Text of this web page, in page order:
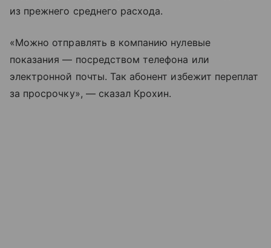
из прежнего среднего расхода.
«Можно отправлять в компанию нулевые
показания — посредством телефона или
электронной почты. Так абонент избежит переплат
за просрочку», — сказал Крохин.